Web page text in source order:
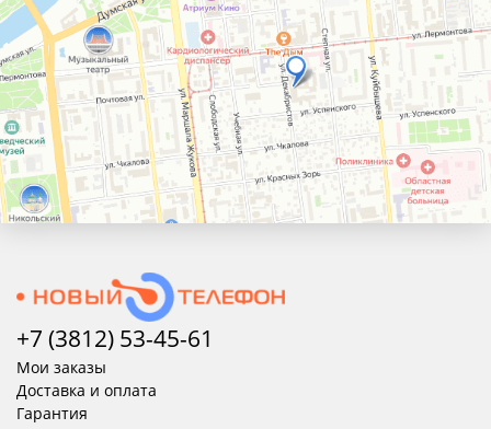
+7 (3812) 53-45-61
Мои заказы
Доставка и оплата
Гарантия